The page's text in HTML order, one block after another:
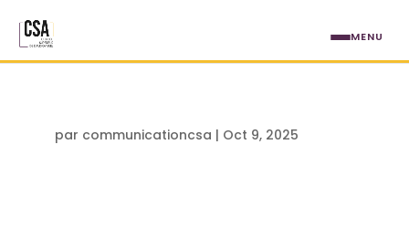
par communicationcsa | Oct 9, 2025
MENU